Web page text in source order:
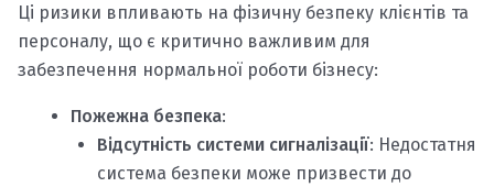
Ці ризики впливають на фізичну безпеку клієнтів та
персоналу, що є критично важливим для
забезпечення нормальної роботи бізнесу:
Пожежна безпека:
Відсутність системи сигналізації: Недостатня
система безпеки може призвести до